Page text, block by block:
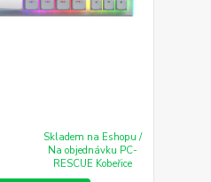
Skladem na Eshopu /
Na objednávku PC-
RESCUE Kobeřice